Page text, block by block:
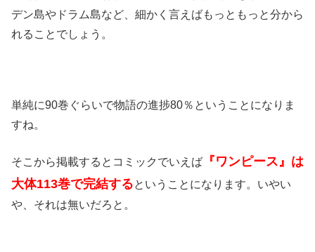
デン島やドラム島など、細かく言えばもっともっと分から
れることでしょう。
単純に90巻ぐらいで物語の進捗80％ということになりま
すね。
そこから掲載するとコミックでいえば 『ワンピース』は
大体113巻で完結するということになります。いやい
や、それは無いだろと。